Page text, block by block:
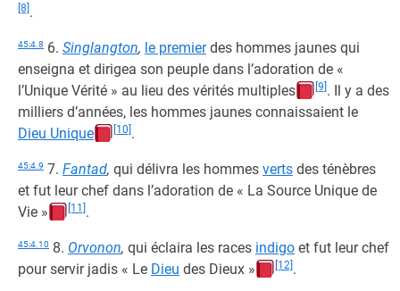
[8] .
45:4.8 6. Singlangton, le premierdes hommes jaunes qui
enseigna et dirigea son peuple dans l’adoration de «
l’Unique Vérité » au lieu des vérités multiples
[9] . Il y a des
milliers d’années, les hommes jaunes connaissaient le
Dieu Unique
[10] .
45:4.9 7. Fantad, qui délivra les hommes verts des ténèbres
et fut leur chef dans l’adoration de « La Source Unique de
Vie »
[11] .
45:4.10 8. Orvonon, qui éclaira les races indigo et fut leur chef
pour servir jadis « Le Dieu des Dieux » [12] .